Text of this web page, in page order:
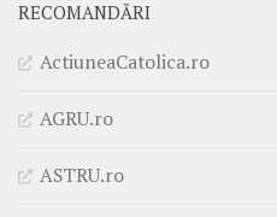
RECOMANDĂRI
ActiuneaCatolica.ro
AGRU.ro
ASTRU.ro